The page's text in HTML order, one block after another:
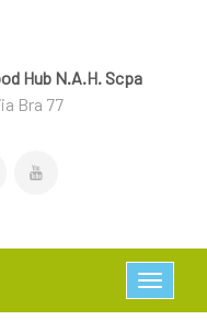
Hub N.A.H. Scpa
Bra 77